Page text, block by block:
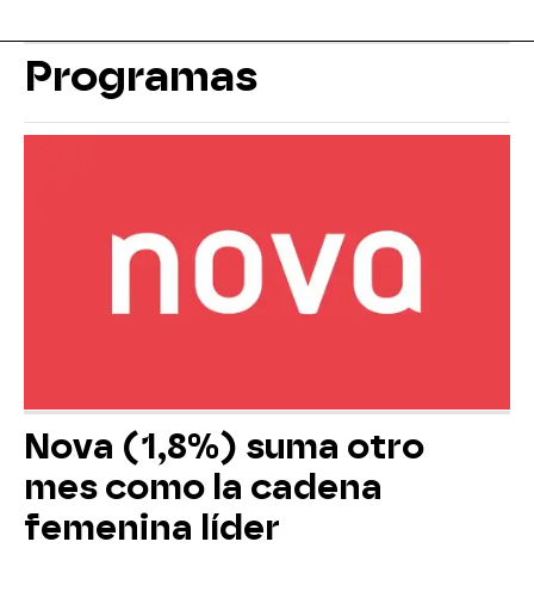
Programas
Nova (1,8%) suma otro
mes como la cadena
femenina líder